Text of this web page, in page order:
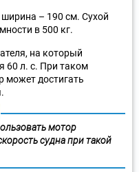
– 190 см. Сухой
в 500 кг.
на который
60 л. с. При таком
может достигать
мотор
судна при такой